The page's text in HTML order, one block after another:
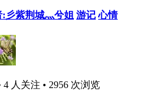
:彡紫荆城灬兮姐 游记 心情
4 人关注 • 2956 次浏览